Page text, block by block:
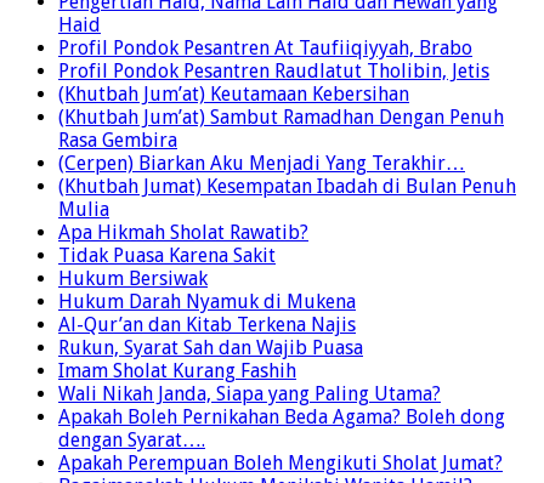
Haid
Profil Pondok Pesantren At Taufiiqiyyah, Brabo
Profil Pondok Pesantren Raudlatut Tholibin, Jetis
(Khutbah Jum’at) Keutamaan Kebersihan
(Khutbah Jum’at) Sambut Ramadhan Dengan Penuh
Rasa Gembira
(Cerpen) Biarkan Aku Menjadi Yang Terakhir…
(Khutbah Jumat) Kesempatan Ibadah di Bulan Penuh
Mulia
Apa Hikmah Sholat Rawatib?
Tidak Puasa Karena Sakit
Hukum Bersiwak
Hukum Darah Nyamuk di Mukena
Al-Qur’an dan Kitab Terkena Najis
Rukun, Syarat Sah dan Wajib Puasa
Imam Sholat Kurang Fashih
Wali Nikah Janda, Siapa yang Paling Utama?
Apakah Boleh Pernikahan Beda Agama? Boleh dong
dengan Syarat….
Apakah Perempuan Boleh Mengikuti Sholat Jumat?